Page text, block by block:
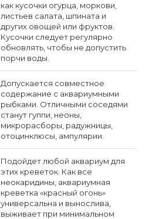
как кусочки огурца, моркови,
листьев салата, шпината и
других овощей или фруктов.
Кусочки следует регулярно
обновлять, чтобы не допустить
порчи воды.
Допускается совместное
содержание с аквариумными
рыбками. Отличными соседями
станут гуппи, неоны,
микрорасборы, радужницы,
отоцинклюсы, ампулярии.
Подойдет любой аквариум для
этих креветок. Как все
неокаридины, аквариумная
креветка «красный огонь»
универсальна и вынослива,
выживает при минимальном